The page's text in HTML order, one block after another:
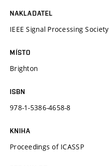
NAKLADATEL
IEEE Signal Processing Society
MÍSTO
Brighton
ISBN
978-1-5386-4658-8
KNIHA
Proceedings of ICASSP